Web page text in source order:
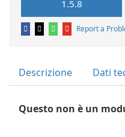
1.5.8
Report a
Descrizione Dati
Questo non è un